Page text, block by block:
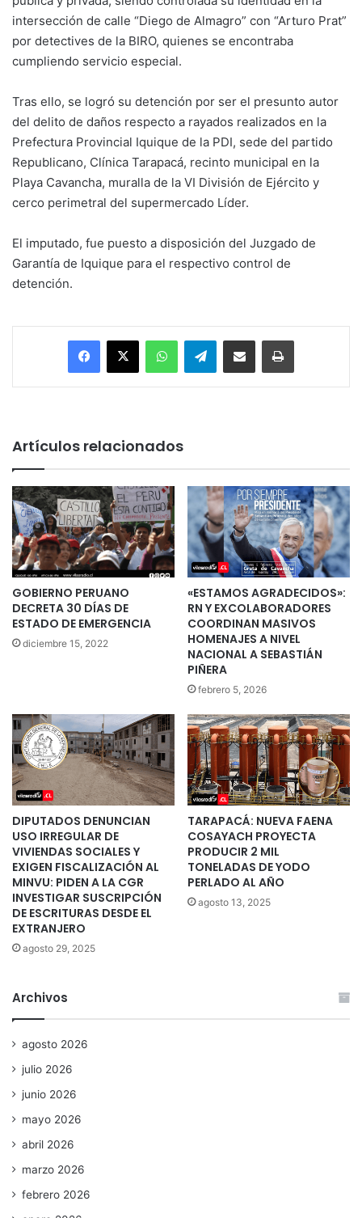
intersección de calle “Diego de Almagro” con “Arturo Prat”
por detectives de la BIRO, quienes se encontraba
cumpliendo servicio especial.
Tras ello, se logró su detención por ser el presunto autor
del delito de daños respecto a rayados realizados en la
Prefectura Provincial Iquique de la PDI, sede del partido
Republicano, Clínica Tarapacá, recinto municipal en la
Playa Cavancha, muralla de la VI División de Ejército y
cerco perimetral del supermercado Líder.
El imputado, fue puesto a disposición del Juzgado de
Garantía de Iquique para el respectivo control de
detención.
Facebook
X WhatsAppTelegramEnviar vía email Imprimir
Artículos relacionados
GOBIERNO PERUANO
DECRETA 30 DÍAS DE
ESTADO DE EMERGENCIA
diciembre 15, 2022
«ESTAMOS AGRADECIDOS»:
RN Y EXCOLABORADORES
COORDINAN MASIVOS
HOMENAJES A NIVEL
NACIONAL A SEBASTIÁN
PIÑERA
febrero 5, 2026
DIPUTADOS DENUNCIAN
USO IRREGULAR DE
VIVIENDAS SOCIALES Y
EXIGEN FISCALIZACIÓN AL
MINVU: PIDEN A LA CGR
INVESTIGAR SUSCRIPCIÓN
DE ESCRITURAS DESDE EL
EXTRANJERO
agosto 29, 2025
TARAPACÁ: NUEVA FAENA
COSAYACH PROYECTA
PRODUCIR 2 MIL
TONELADAS DE YODO
PERLADO AL AÑO
agosto 13, 2025
Archivos
agosto 2026
julio 2026
junio 2026
mayo 2026
abril 2026
marzo 2026
febrero 2026